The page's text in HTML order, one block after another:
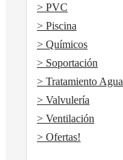
> PVC
> Piscina
> Químicos
> Soportación
> Tratamiento Agua
> Valvulería
> Ventilación
> Ofertas!